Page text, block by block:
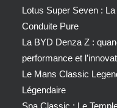
Lotus Super Seven :
Conduite Pure
La BYD Denza Z :
performance et
Le Mans Classic
Légendaire
Spa Classic : Le